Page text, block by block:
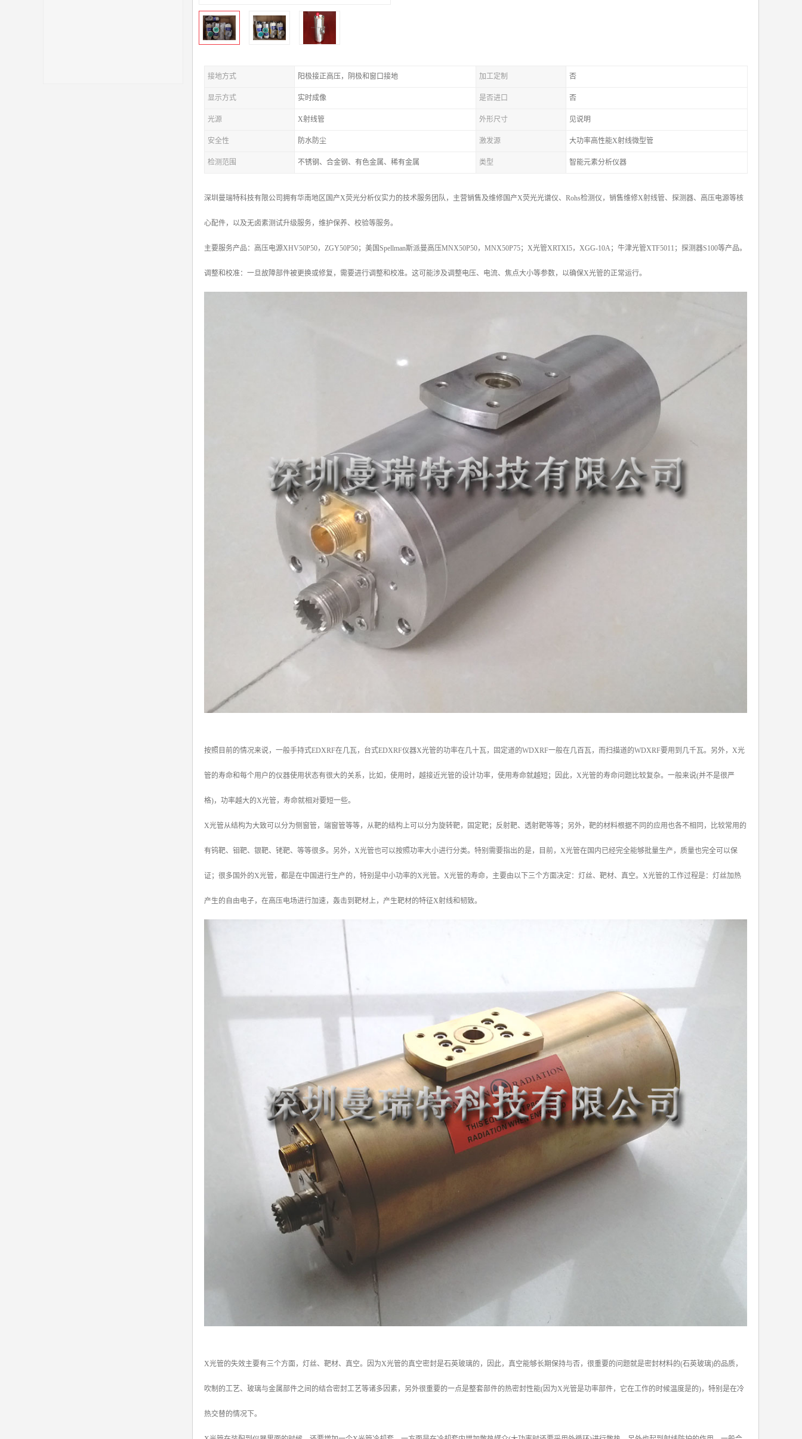
接地方式 阳极接正高压，阴极和窗口接地 加工定制 否
显示方式 实时成像 是否进口 否
光源 X射线管 外形尺寸 见说明
安全性 防水防尘 激发源 大功率高性能X射线微型管
检测范围 不锈钢、合金钢、有色金属、稀有金属 类型 智能元素分析仪器
深圳曼瑞特科技有限公司拥有华南地区国产X荧光分析仪实力的技术服务团队，主营销售及维修国产X荧光光谱仪、Rohs检测仪，销售维修X射线管、探测器、高压电源等核
心配件，以及无卤素测试升级服务，维护保养、校验等服务。
主要服务产品：高压电源XHV50P50，ZGY50P50；美国Spellman斯派曼高压MNX50P50，MNX50P75；X光管XRTXI5，XGG-10A；牛津光管XTF5011；探测器S100等产品。
调整和校准：一旦故障部件被更换或修复，需要进行调整和校准。这可能涉及调整电压、电流、焦点大小等参数，以确保X光管的正常运行。
按照目前的情况来说，一般手持式EDXRF在几瓦，台式EDXRF仪器X光管的功率在几十瓦，固定道的WDXRF一般在几百瓦，而扫描道的WDXRF要用到几千瓦。另外，X光
管的寿命和每个用户的仪器使用状态有很大的关系，比如，使用时，越接近光管的设计功率，使用寿命就越短；因此，X光管的寿命问题比较复杂。一般来说(并不是很严
格)，功率越大的X光管，寿命就相对要短一些。
X光管从结构为大致可以分为侧窗管，端窗管等等，从靶的结构上可以分为旋转靶，固定靶；反射靶、透射靶等等；另外，靶的材料根据不同的应用也各不相同，比较常用的
有钨靶、钼靶、银靶、铑靶、等等很多。另外，X光管也可以按照功率大小进行分类。特别需要指出的是，目前，X光管在国内已经完全能够批量生产，质量也完全可以保
证；很多国外的X光管，都是在中国进行生产的，特别是中小功率的X光管。X光管的寿命，主要由以下三个方面决定：灯丝、靶材、真空。X光管的工作过程是：灯丝加热
产生的自由电子，在高压电场进行加速，轰击到靶材上，产生靶材的特征X射线和韧致。
X光管的失效主要有三个方面，灯丝、靶材、真空。因为X光管的真空密封是石英玻璃的，因此，真空能够长期保持与否，很重要的问题就是密封材料的(石英玻璃)的品质，
吹制的工艺、玻璃与金属部件之间的结合密封工艺等诸多因素，另外很重要的一点是整套部件的热密封性能(因为X光管是功率部件，它在工作的时候温度是的)，特别是在冷
热交替的情况下。